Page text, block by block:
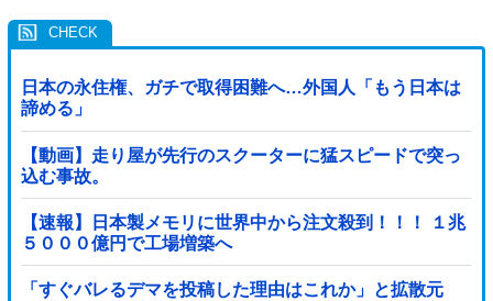
日本の永住権、ガチで取得困難へ…外国人「もう日本は
諦める」
【動画】走り屋が先行のスクーターに猛スピードで突っ
込む事故。
【速報】日本製メモリに世界中から注文殺到！！！ １兆
５０００億円で工場増築へ
「すぐバレるデマを投稿した理由はこれか」と拡散元